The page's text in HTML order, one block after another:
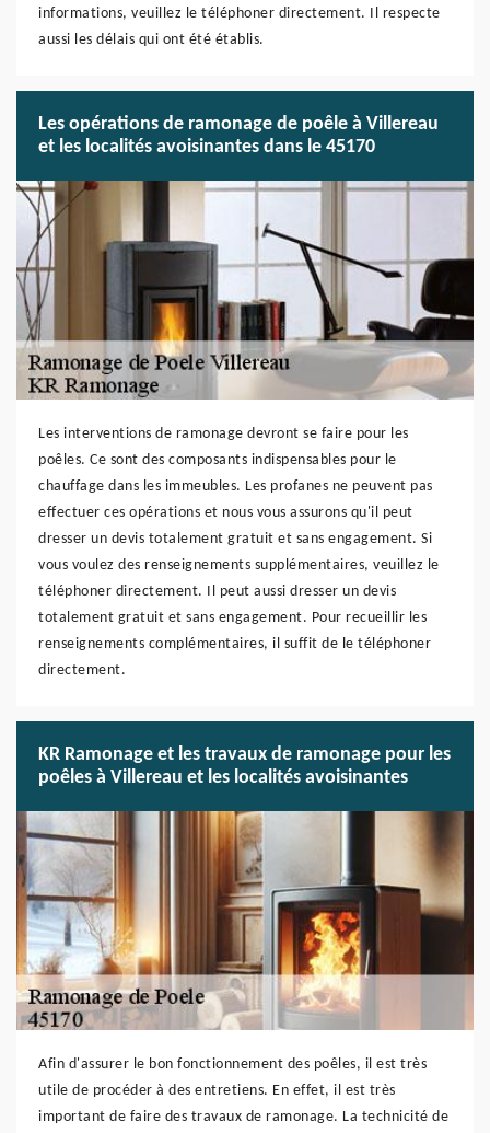
informations, veuillez le téléphoner directement. Il respecte
aussi les délais qui ont été établis.
Les opérations de ramonage de poêle à Villereau
et les localités avoisinantes dans le 45170
Les interventions de ramonage devront se faire pour les
poêles. Ce sont des composants indispensables pour le
chauffage dans les immeubles. Les profanes ne peuvent pas
effectuer ces opérations et nous vous assurons qu'il peut
dresser un devis totalement gratuit et sans engagement. Si
vous voulez des renseignements supplémentaires, veuillez le
téléphoner directement. Il peut aussi dresser un devis
totalement gratuit et sans engagement. Pour recueillir les
renseignements complémentaires, il suffit de le téléphoner
directement.
KR Ramonage et les travaux de ramonage pour les
poêles à Villereau et les localités avoisinantes
Afin d'assurer le bon fonctionnement des poêles, il est très
utile de procéder à des entretiens. En effet, il est très
important de faire des travaux de ramonage. La technicité de